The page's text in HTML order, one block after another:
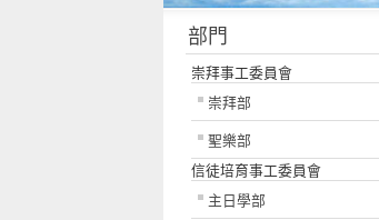
部門
崇拜事工委員會
崇拜部
聖樂部
信徒培育事工委員會
主日學部